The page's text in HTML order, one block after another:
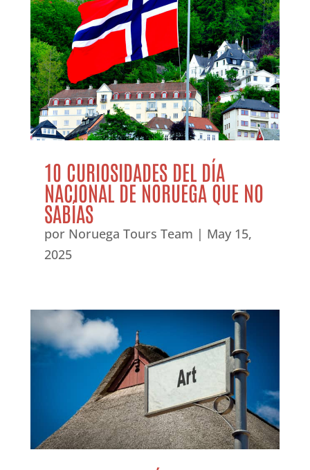
10 CURIOSIDADES DEL DÍA
NACIONAL DE NORUEGA QUE NO
SABÍAS
por Noruega Tours Team | May 15,
2025